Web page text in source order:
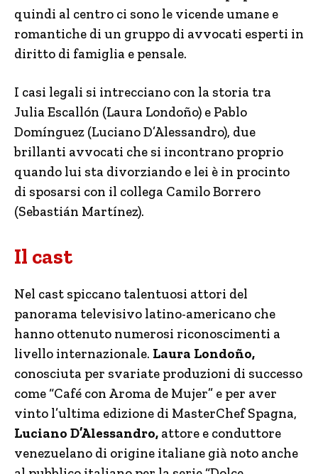
quindi al centro ci sono le vicende umane e
romantiche di un gruppo di avvocati esperti in
diritto di famiglia e pensale.
I casi legali si intrecciano con la storia tra
Julia Escallón (Laura Londoño) e Pablo
Domínguez (Luciano D’Alessandro), due
brillanti avvocati che si incontrano proprio
quando lui sta divorziando e lei è in procinto
di sposarsi con il collega Camilo Borrero
(Sebastián Martínez).
Il cast
Nel cast spiccano talentuosi attori del
panorama televisivo latino-americano che
hanno ottenuto numerosi riconoscimenti a
livello internazionale. Laura Londoño,
conosciuta per svariate produzioni di successo
come “Café con Aroma de Mujer” e per aver
vinto l’ultima edizione di MasterChef Spagna,
Luciano D’Alessandro, attore e conduttore
venezuelano di origine italiane già noto anche